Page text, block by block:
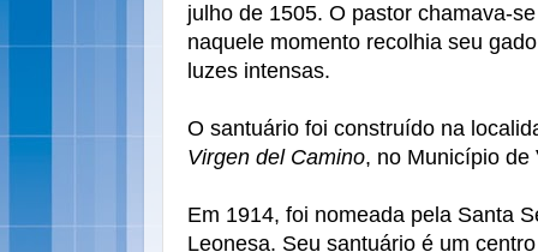
julho de 1505. O pastor chamava-
naquele momento recolhia seu
luzes intensas.
O santuário foi construído na
Virgen del Camino, no Município de
Em 1914, foi nomeada pela Santa
Leonesa. Seu santuário é um